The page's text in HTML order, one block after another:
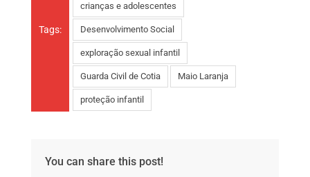
Tags:
crianças e adolescentes
Desenvolvimento Social
exploração sexual infantil
Guarda Civil de Cotia Maio Laranja
proteção infantil
You can share this post!